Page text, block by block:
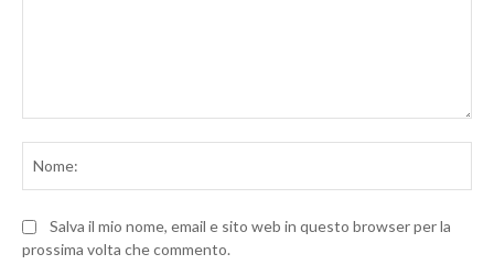
Salva il mio nome, email e sito web in questo browser per la
prossima volta che commento.